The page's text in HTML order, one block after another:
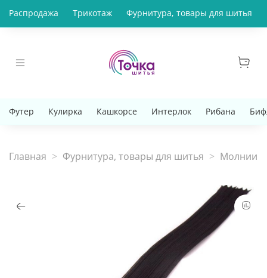
Распродажа Трикотаж Фурнитура, товары для шитья
Футер Кулирка Кашкорсе Интерлок Рибана
Главная Фурнитура, товары для шитья Молнии